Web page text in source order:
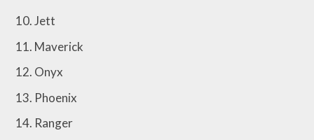
Jett
Maverick
Onyx
Phoenix
Ranger